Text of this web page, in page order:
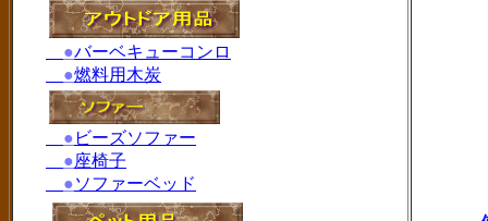
●バーベキューコンロ
●燃料用木炭
● ビーズソファー
●座椅子
●ソファーベッド